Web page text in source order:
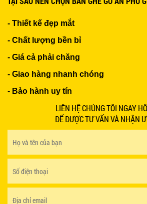
750.000 VNĐ
GHẾ EAMES - GHẾ
- Thiết kế đẹp mắt
- Chất lượng bền bỉ
- Giá cả phải chăng
- Giao hàng nhanh chóng
- Bảo hành uy tín
LIÊN HỆ CHÚNG TÔI NGAY
ĐỂ ĐƯỢC TƯ VẤN VÀ NHẬN